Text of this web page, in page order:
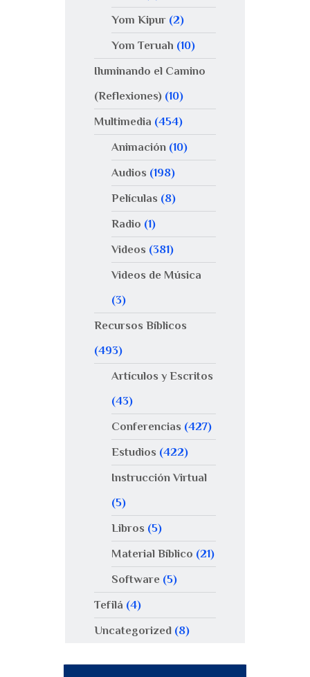
Yom Kipur(2)
Yom Teruah (10)
Iluminando el Camino
(Reflexiones) (10)
Multimedia (454)
Animación(10)
Audios (198)
Películas (8)
Radio (1)
Videos (381)
Videos de Música
(3)
Recursos Bíblicos
(493)
Artículos y Escritos
(43)
Conferencias (427)
Estudios (422)
Instrucción Virtual
(5)
Libros (5)
Material Bíblico (21)
Software(5)
Tefilá (4)
Uncategorized (8)